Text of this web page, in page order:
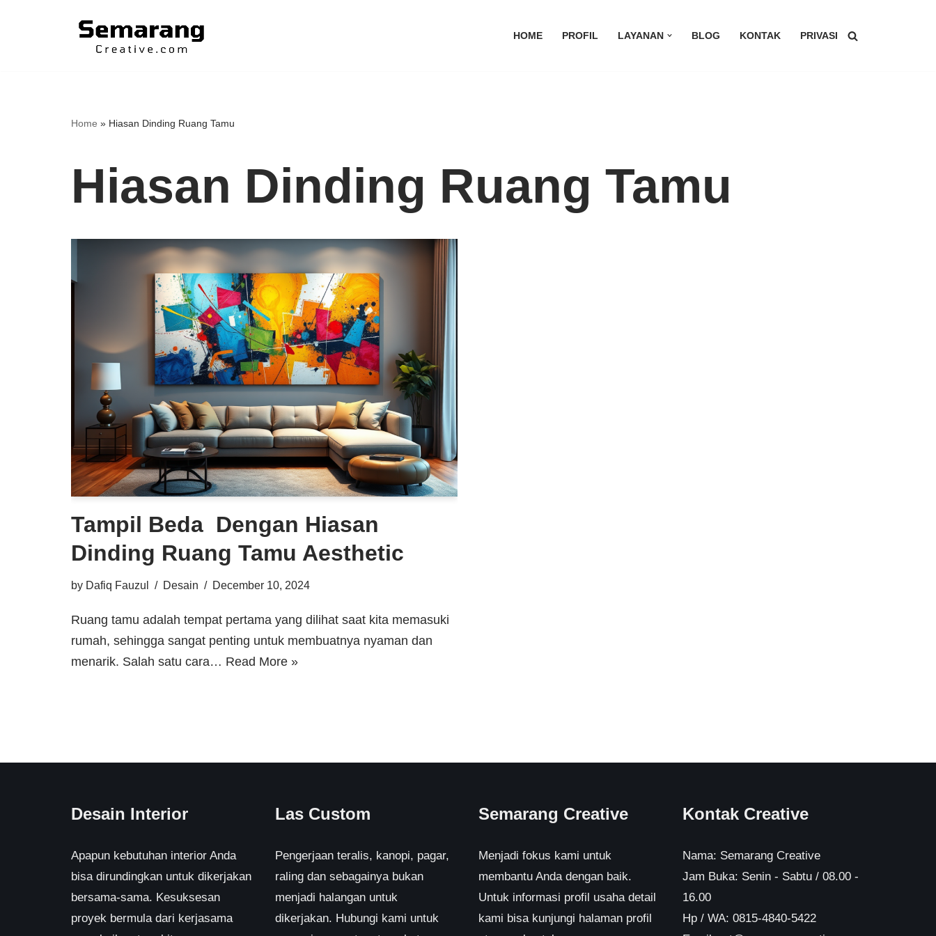
HOME PROFIL LAYANAN BLOG KONTAK PRIVASI
Home » Hiasan Dinding Ruang Tamu
Hiasan Dinding Ruang Tamu
Tampil Beda Dengan Hiasan
Dinding Ruang Tamu Aesthetic
by Dafiq Fauzul Desain December 10, 2024
Ruang tamu adalah tempat pertama yang dilihat saat kita memasuki
rumah, sehingga sangat penting untuk membuatnya nyaman dan
menarik. Salah satu cara… Read More »
Desain Interior
Apapun kebutuhan interior Anda
bisa dirundingkan untuk dikerjakan
bersama-sama. Kesuksesan
proyek bermula dari kerjasama
Las Custom
Pengerjaan teralis, kanopi, pagar,
raling dan sebagainya bukan
menjadi halangan untuk
dikerjakan. Hubungi kami untuk
Semarang Creative
Menjadi fokus kami untuk
membantu Anda dengan baik.
Untuk informasi profil usaha detail
kami bisa kunjungi halaman profil
Kontak Creative
Nama: Semarang Creative
Jam Buka: Senin - Sabtu / 08.00 -
16.00
Hp / WA: 0815-4840-5422